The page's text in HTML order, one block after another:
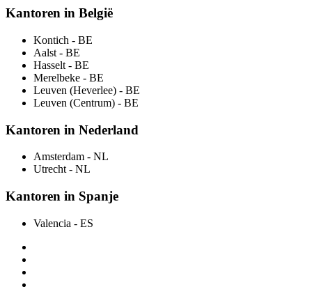
Kantoren in België
Kontich - BE
Aalst - BE
Hasselt - BE
Merelbeke - BE
Leuven (Heverlee) - BE
Leuven (Centrum) - BE
Kantoren in Nederland
Amsterdam - NL
Utrecht - NL
Kantoren in Spanje
Valencia - ES